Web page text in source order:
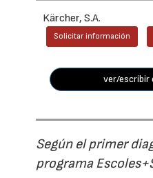
Kärcher, S.A.
Solicitar información
ver/escribir
Según el primer
programa